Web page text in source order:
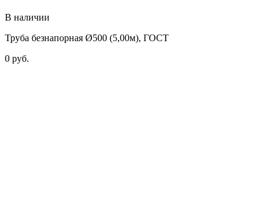
В наличии
Труба безнапорная Ø500 (5,00м), ГОСТ
0 руб.